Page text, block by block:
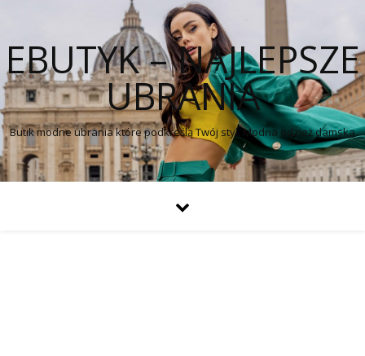
EBUTYK – NAJLEPSZE
UBRANIA
Butik modne ubrania które podkreślą Twój styl. Modna odzież damska